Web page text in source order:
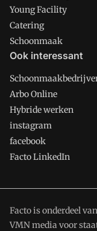
Young Facility
Catering
Schoonmaak
Ook interessant
Arbo Online
Hybride werken
instagram
facebook
Facto LinkedIn
Facto is onderdeel
VMN media voor